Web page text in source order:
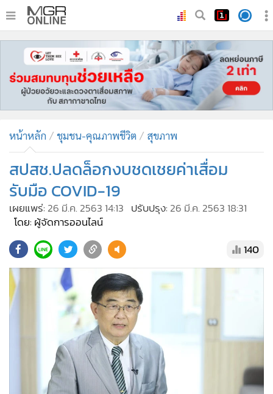
หน้าหลัก
ทันเหตุการณ์
• ภาคใต้
• บันเทิง
• คอลัมนิสต์
• ละคร
CbizReview
• ผู้จัดกวน
•
Good health & Well-being
•
Green Innovation & SD
•
Management & HR
Infographic
การเมือง
ท่องเที่ยว
หน้าหลัก ชุมชน-คุณภาพชีวิต สุขภาพ
สปสช.ปลดล็อกงบชดเชยค่าเสื่อม
รับมือ COVID-19
เผยแพร่: 26 มี.ค. 2563 14:13 ปรับปรุง: 26 มี.ค. 2563 18:31
โดย: ผู้จัดการออนไลน์
140